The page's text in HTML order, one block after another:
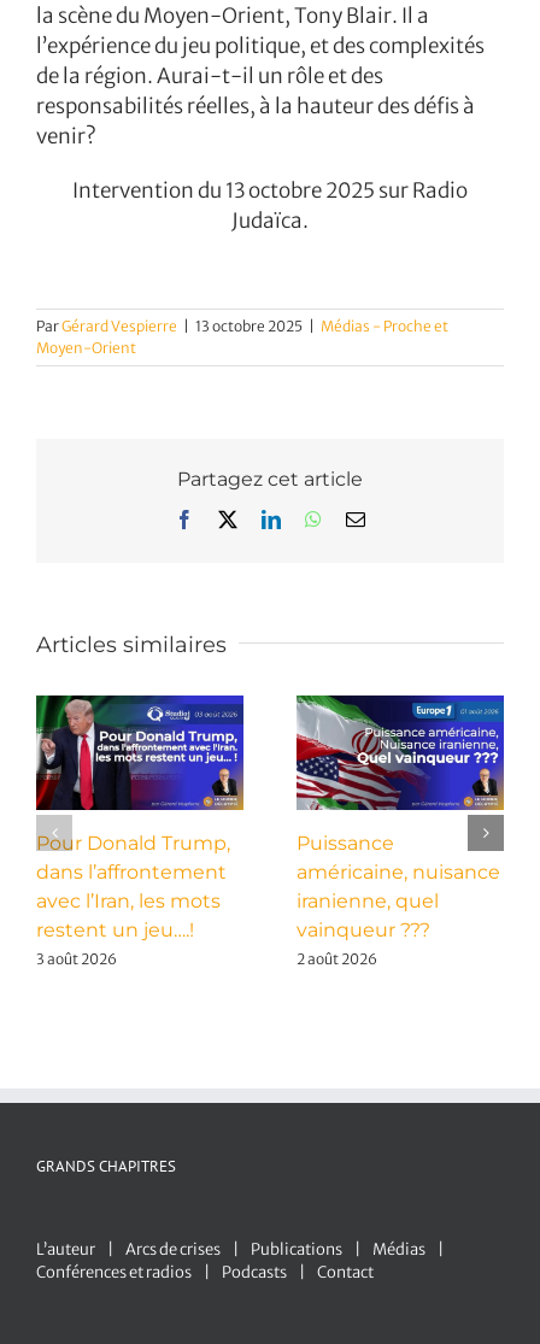
la scène du Moyen-Orient, Tony Blair. Il a
l’expérience du jeu politique, et des complexités
de la région. Aurai-t-il un rôle et des
responsabilités réelles, à la hauteur des défis à
venir?
Intervention du 13 octobre 2025 sur Radio
Judaïca.
ParGérard Vespierre 13 octobre 2025
Médias - Proche et
Moyen-Orient
Partagez cet article
Facebook LinkedInWhatsApp
Email
Articles similaires
Pour Donald Trump,
dans l’affrontement
avec l’Iran, les mots
restent un jeu….!
3 août 2026
Puissance
américaine, nuisance
iranienne, quel
vainqueur ???
2 août 2026
GRANDS CHAPITRES
L’auteur Arcs de crises Publications
Médias
Conférences et radios
Podcasts Contact